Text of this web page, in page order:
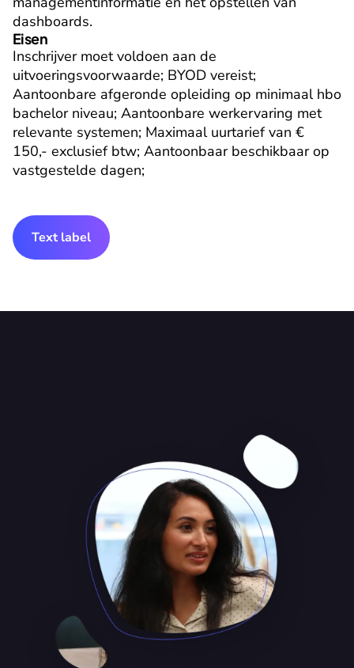
dashboards.
Eisen
Inschrijver moet voldoen aan de
uitvoeringsvoorwaarde; BYOD vereist;
Aantoonbare afgeronde opleiding op minimaal hbo
bachelor niveau; Aantoonbare werkervaring met
relevante systemen; Maximaal uurtarief van €
150,- exclusief btw; Aantoonbaar beschikbaar op
vastgestelde dagen;
Text label